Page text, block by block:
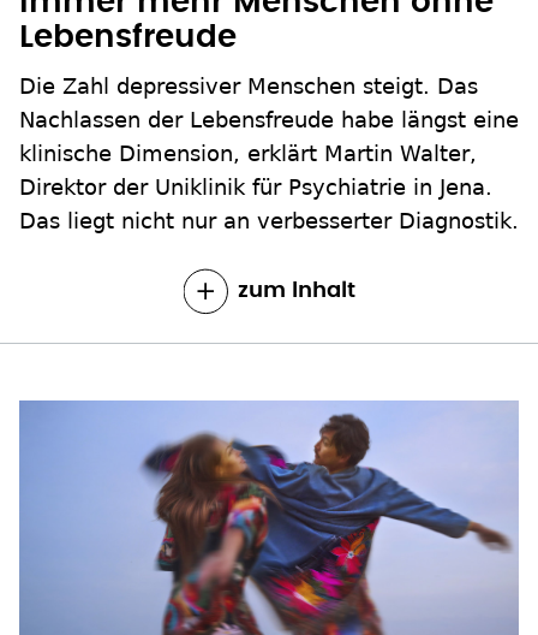
Lebensfreude
Die Zahl depressiver Menschen steigt. Das
Nachlassen der Lebensfreude habe längst eine
klinische Dimension, erklärt Martin Walter,
Direktor der Uniklinik für Psychiatrie in Jena.
Das liegt nicht nur an verbesserter Diagnostik.
zum Inhalt